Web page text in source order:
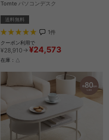
Tomte パソコンデスク
送料無料
1件
クーポン利用で
¥28,910→ ¥24,573
在庫：△